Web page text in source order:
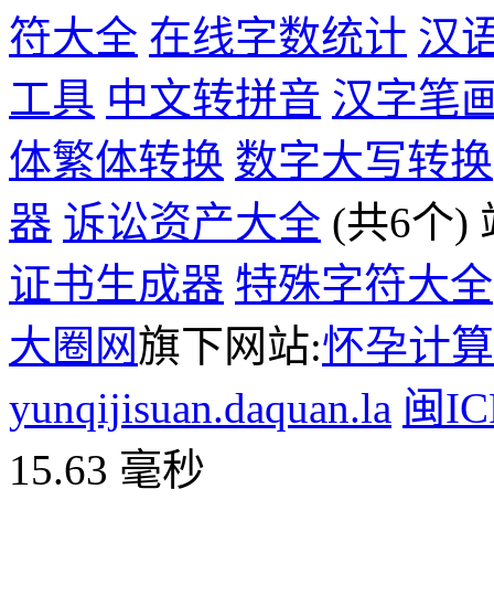
符大全 在线字数统计 汉
工具 中文转拼音 汉字笔
体繁体转换 数字大写转换
器 诉讼资产大全 (共6个)
证书生成器 特殊字符大全
大圈网旗下网站:怀孕计
yunqijisuan.daquan.la 闽
15.63 毫秒